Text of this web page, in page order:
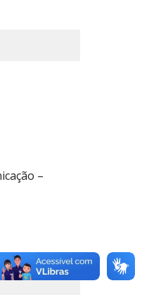
–